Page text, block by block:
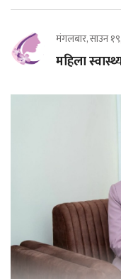
मंगलबार, साउन
महिला